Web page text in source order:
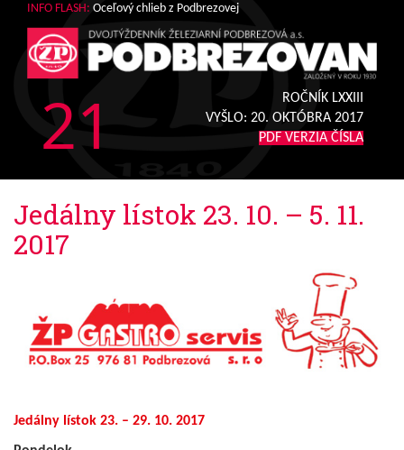
INFO FLASH: Oceľový chlieb z Podbrezovej
21
ROČNÍK LXXIII
VYŠLO: 20. OKTÓBRA 2017
PDF VERZIA ČÍSLA
Jedálny lístok 23. 10. – 5. 11.
2017
Jedálny lístok 23. – 29. 10. 2017